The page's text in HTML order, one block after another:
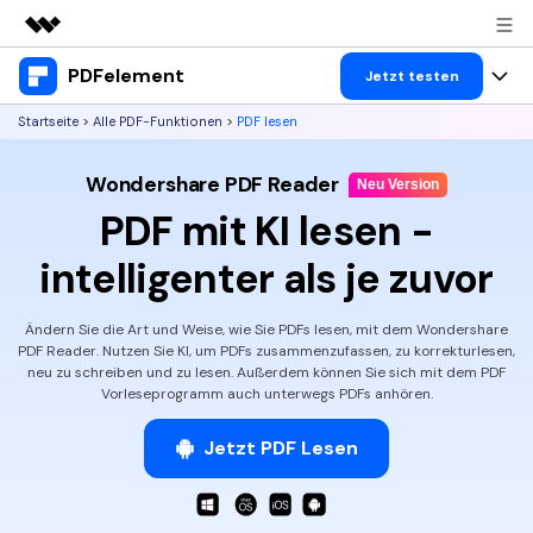
Top-Produkte
KI-gestützte digitale Kreativität
Business
Überblick
Über uns
Support
PDFelement Jetzt testen
Produkte
Desktop
PDFelement für Windows
PDFelement für Mac
Mobile App
PDFelement für iPhone/iPad
PDFelement für Android
Lösungen
Benutzer im Bildungswesen
PDF lesen
PDF kommentieren
PDF erstellen
PDF kombinieren
Top PDF-Software
How-Tos
KMU von 1-10p
10p+ Unternehmen
Jetzt kaufen Anmelden
Startseite > Alle PDF-Funktionen > PDF lesen
Wondershare PDF Reader Neu Version
PDF mit KI lesen -
intelligenter als je zuvor
Ändern Sie die Art und Weise, wie Sie PDFs lesen, mit dem Wondershare
PDF Reader. Nutzen Sie KI, um PDFs zusammenzufassen, zu korrekturlesen,
neu zu schreiben und zu lesen. Außerdem können Sie sich mit dem PDF
Vorleseprogramm auch unterwegs PDFs anhören.
Jetzt PDF Lesen